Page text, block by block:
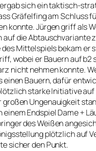
sich ein taktisch-
Gräfelfing am Schluss
konnte. Jürgen griff als
auf die Abtauschvariante
des Mittelspiels bekam er
wobei er Bauern auf b2
nicht nehmen konnte.
einen Bauern, dafür
starke Initiative
großen Ungenauigkeit
einem Endspiel Dame +
des Weißen
plötzlich auf
sicher den Punkt.